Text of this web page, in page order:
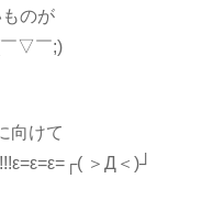
のが
￣▽￣;)
向けて
＞Д＜)┘